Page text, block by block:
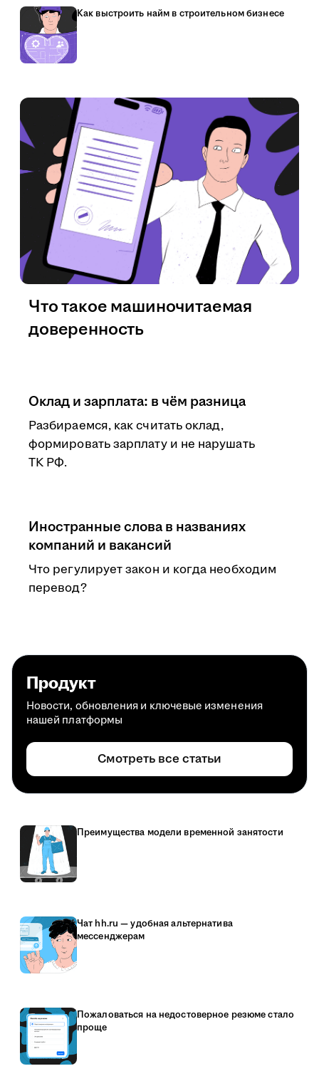
Как выстроить найм в строительном бизнесе
Оклад и зарплата: в чём разница
Разбираемся, как считать оклад,
формировать зарплату и не нарушать
ТК РФ.
Иностранные слова в названиях
компаний и вакансий
Что регулирует закон и когда необходим
перевод?
Что такое машиночитаемая
доверенность
Продукт
Новости, обновления и ключевые изменения
нашей платформы
Смотреть все статьи
Преимущества модели временной занятости
Чат hh.ru — удобная альтернатива
мессенджерам
Пожаловаться на недостоверное резюме стало
проще